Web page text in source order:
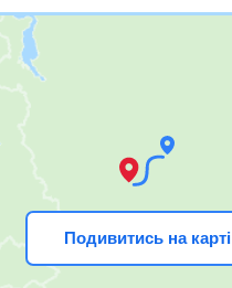
Подивитись на карті